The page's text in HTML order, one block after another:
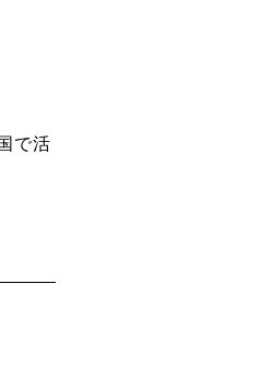
で活